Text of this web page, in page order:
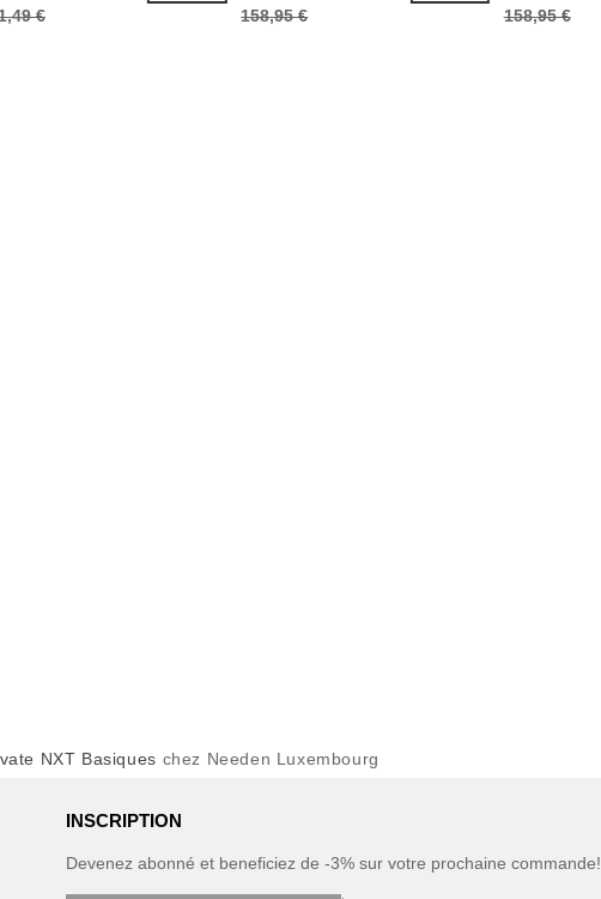
€ 158,95 € 158,95 €
NXT Basiques chez Needen Luxembourg
INSCRIPTION
Devenez abonné et beneficiez de -3% sur votre prochaine commande!